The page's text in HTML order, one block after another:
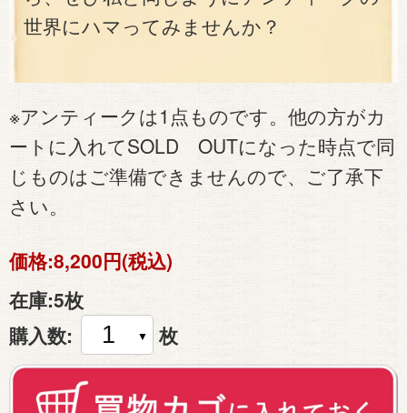
世界にハマってみませんか？
※アンティークは1点ものです。他の方がカ
ートに入れてSOLD OUTになった時点で同
じものはご準備できませんので、ご了承下
さい。
価格:8,200円(税込)
在庫:5枚
購入数:
枚